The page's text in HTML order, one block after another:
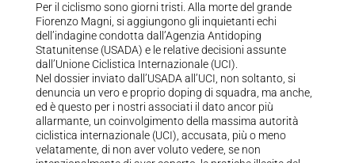
Per il ciclismo sono giorni tristi. Alla morte del grande
Fiorenzo Magni, si aggiungono gli inquietanti echi
dell’indagine condotta dall’Agenzia Antidoping
Statunitense (USADA) e le relative decisioni assunte
dall’Unione Ciclistica Internazionale (UCI).
Nel dossier inviato dall’USADA all’UCI, non soltanto, si
denuncia un vero e proprio doping di squadra, ma anche,
ed è questo per i nostri associati il dato ancor più
allarmante, un coinvolgimento della massima autorità
ciclistica internazionale (UCI), accusata, più o meno
velatamente, di non aver voluto vedere, se non